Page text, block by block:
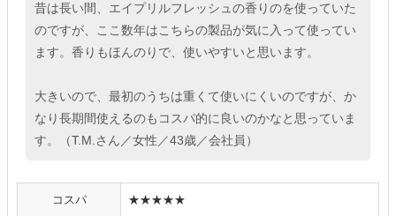
昔は長い間、エイプリルフレッシュの香りのを使っていた
のですが、ここ数年はこちらの製品が気に入って使ってい
ます。香りもほんのりで、使いやすいと思います。
大きいので、最初のうちは重くて使いにくいのですが、か
なり長期間使えるのもコスパ的に良いのかなと思っていま
す。（T.M.さん／女性／43歳／会社員）
コスパ ★★★★★